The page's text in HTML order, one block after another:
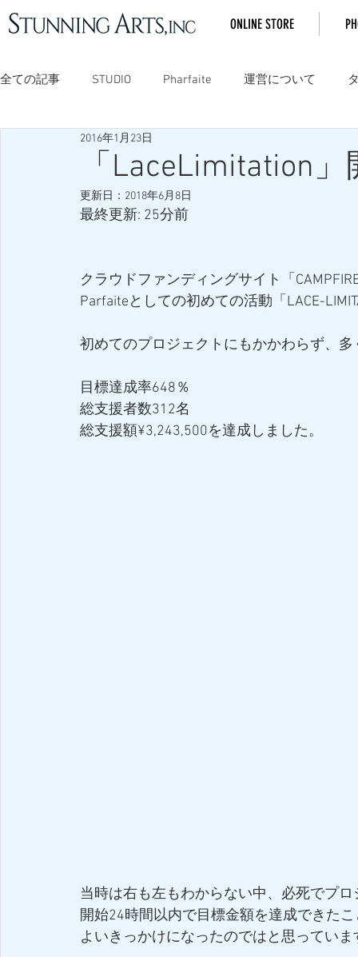
ONLINE STORE
全ての記事 STUDIO Pharfaite 運営について
「LaceLimitation
2016年1月23日
更新日： 2018年6月8日
最終更新: 25分前
クラウドファンディングサイト「
Parfaiteとしての初めての活動「LACE-
初めてのプロジェクトにもかかわらず、
目標達成率648％
総支援者数312名
総支援額¥3,243,500を達成しました。
当時は右も左もわからない中、必死でプ
開始24時間以内で目標金額を達成できた
よいきっかけになったのではと思っていま